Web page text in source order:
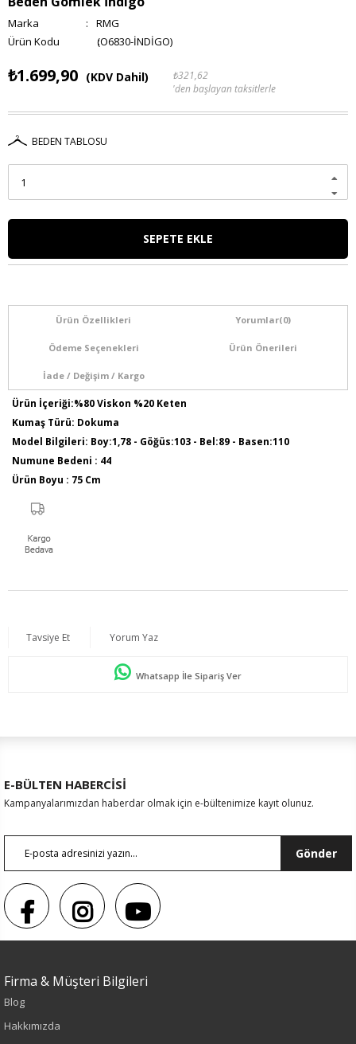
Marka :
RMG
(O6830-İNDİGO)
₺1.699,90 (KDV Dahil)
₺321,62
'den başlayan taksitlerle
BEDEN TABLOSU
Ürün Özellikleri Yorumlar(0)
Ödeme Seçenekleri Ürün Önerileri
İade / Değişim / Kargo
Ürün İçeriği:%80 Viskon %20 Keten
Kumaş Türü: Dokuma
Model Bilgileri: Boy:1,78 - Göğüs:103 - Bel:89 - Basen:110
Numune Bedeni : 44
Ürün Boyu : 75 Cm
Renk
Tavsiye Et Yorum Yaz
Whatsapp İle Sipariş Ver
E-BÜLTEN HABERCİSİ
Kampanyalarımızdan haberdar olmak için e-bültenimize kayıt olunuz.
Gönder
Firma & Müşteri Bilgileri
Blog
Hakkımızda